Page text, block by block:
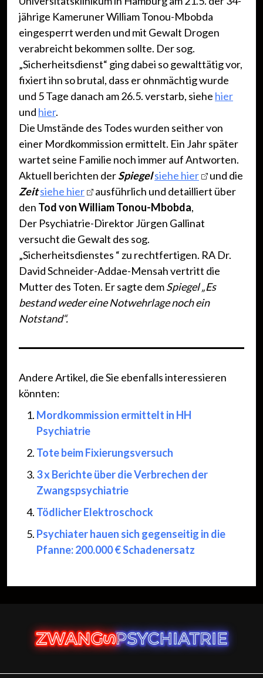
jährige Kameruner William Tonou-Mbobda
eingesperrt werden und mit Gewalt Drogen
verabreicht bekommen sollte. Der sog.
„Sicherheitsdienst“ ging dabei so gewalttätig vor,
fixiert ihn so brutal, dass er ohnmächtig wurde
und 5 Tage danach am 26.5. verstarb, siehe hier
und hier.
Die Umstände des Todes wurden seither von
einer Mordkommission ermittelt. Ein Jahr später
wartet seine Familie noch immer auf Antworten.
Aktuell berichten derSpiegelsiehe hier
und die
Zeitsiehe hier
ausführlich und detailliert über
den Tod von William Tonou-Mbobda,
Der Psychiatrie-Direktor Jürgen Gallinat
versucht die Gewalt des sog.
„Sicherheitsdienstes “ zu rechtfertigen. RA Dr.
David Schneider-Addae-Mensah vertritt die
Mutter des Toten. Er sagte demSpiegel„Es
bestand weder eine Notwehrlage noch ein
Notstand“.
Andere Artikel, die Sie ebenfalls interessieren
könnten:
Mordkommission ermittelt in HH
Psychiatrie
Tote beim Fixierungsversuch
3 x Berichte über die Verbrechen der
Zwangspsychiatrie
Tödlicher Elektroschock
Psychiater hauen sich gegenseitig in die
Pfanne: 200.000 € Schadenersatz